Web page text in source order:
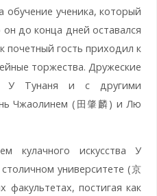
обучение ученика, который
до конца дней оставался
почетный гость приходил к
торжества. Дружеские
У Тунаня и с другими
Чжаолинем (田肇麟) и Лю
кулачного искусства У
университете (京
факультетах, постигая как